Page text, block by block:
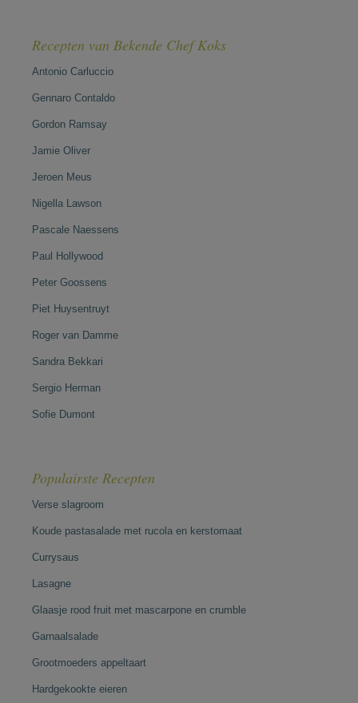
Recepten van Bekende Chef Koks
Antonio Carluccio
Gennaro Contaldo
Gordon Ramsay
Jamie Oliver
Jeroen Meus
Nigella Lawson
Pascale Naessens
Paul Hollywood
Peter Goossens
Piet Huysentruyt
Roger van Damme
Sandra Bekkari
Sergio Herman
Sofie Dumont
Populairste Recepten
Verse slagroom
Koude pastasalade met rucola en kerstomaat
Currysaus
Lasagne
Glaasje rood fruit met mascarpone en crumble
Garnaalsalade
Grootmoeders appeltaart
Hardgekookte eieren